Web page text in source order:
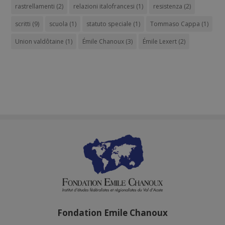
rastrellamenti (2) relazioni italofrancesi (1) resistenza (2)
scritti (9) scuola (1) statuto speciale (1) Tommaso Cappa (1)
Union valdôtaine (1) Émile Chanoux (3) Émile Lexert (2)
Fondation Emile Chanoux